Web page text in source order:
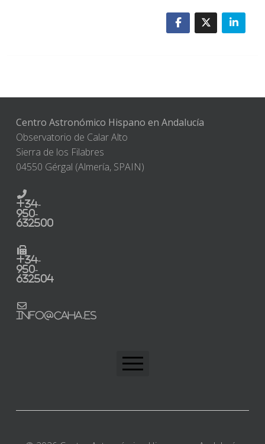
Centro Astronómico Hispano en Andalucía
Observatorio de Calar Alto
Sierra de los Filabres
04550 Gérgal (Almería, SPAIN)
+34-
950-
632500
+34-
950-
632504
info@caha.es